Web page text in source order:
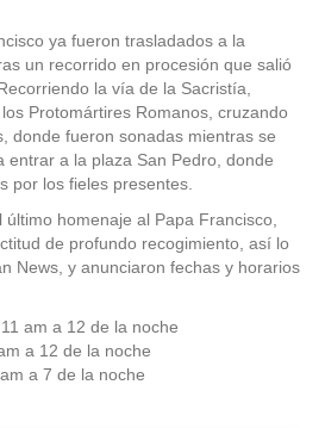
ya fueron trasladados a la
un recorrido en procesión que salió
la vía de la Sacristía,
Protomártires Romanos, cruzando
donde fueron sonadas mientras se
entrar a la plaza San Pedro, donde
por los fieles presentes.
homenaje al Papa Francisco,
de profundo recogimiento, así lo
News, y anunciaron fechas y horarios
am a 12 de la noche
a 12 de la noche
a 7 de la noche